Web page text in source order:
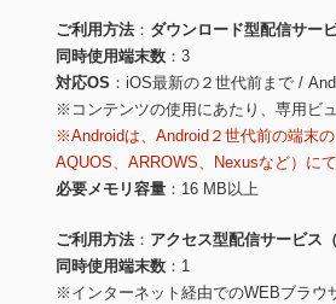
ご利用方法
ダウンロード型配信サー
同時使用端末数
3
対応OS
iOS最新の２世代前まで /
※コンテンツの使用にあたり、専用ビ
※Androidは、Android２世代前の端末
AQUOS、ARROWS、Nexusなど）に
必要メモリ容量
16 MB以上
ご利用方法
アクセス型配信サービス（
同時使用端末数
1
※インターネット経由でのWEBブラウ